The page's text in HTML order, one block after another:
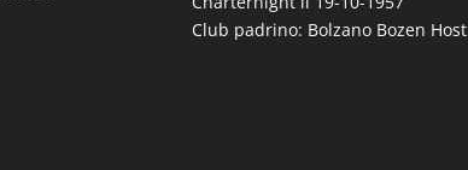
Club padrino: Bolzano Bozen Host